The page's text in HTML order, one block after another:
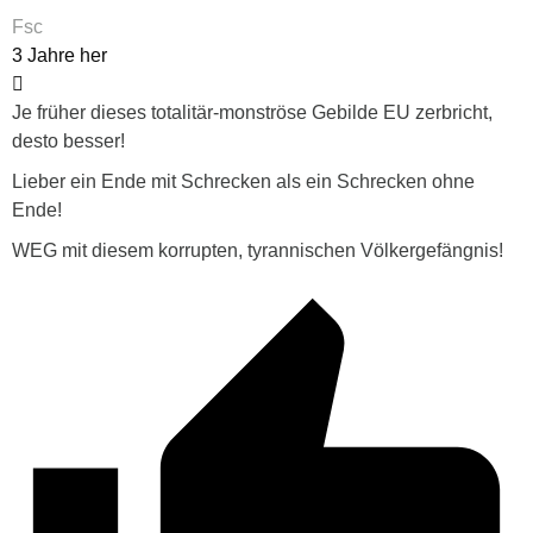
Fsc
3 Jahre her
Je früher dieses totalitär-monströse Gebilde EU zerbricht,
desto besser!
Lieber ein Ende mit Schrecken als ein Schrecken ohne
Ende!
WEG mit diesem korrupten, tyrannischen Völkergefängnis!